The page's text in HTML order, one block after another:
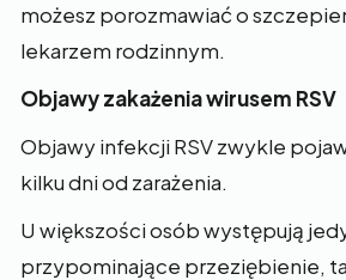
możesz porozmawiać o
lekarzem rodzinnym.
Objawy zakażenia wirusem RSV
Objawy infekcji RSV zwykle
kilku dni od zarażenia.
U większości osób występują
przypominające przeziębienie,